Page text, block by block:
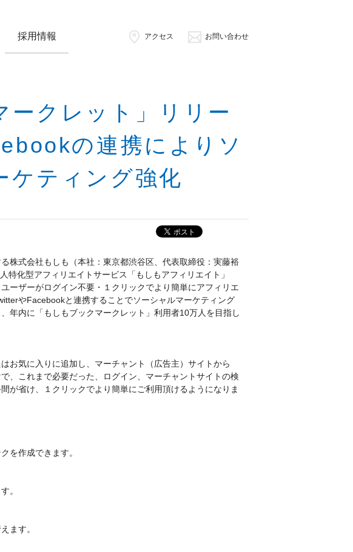
採用情報 アクセス お問い合わせ
ークレット」リリー
の連携によりソ
ケティング強化
株式会社もしも（本社：東京都渋谷区、代表取締役：実藤裕
化型アフィリエイトサービス「もしもアフィリエイト」
ーザーがログイン不要・１クリックでより簡単にアフィリエ
やFacebookと連携することでソーシャルマーケティング
年内に「もしもブックマークレット」利用者10万人を目指し
お気に入りに追加し、マーチャント（広告主）サイトから
、これまで必要だった、ログイン、マーチャントサイトの検
が省け、１クリックでより簡単にご利用頂けるようになりま
を作成できます。
。
ます。